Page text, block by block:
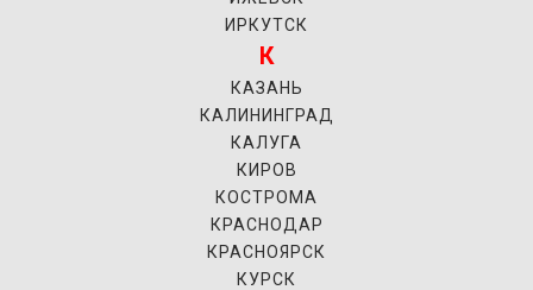
ИРКУТСК
К
КАЗАНЬ
КАЛИНИНГРАД
КАЛУГА
КИРОВ
КОСТРОМА
КРАСНОДАР
КРАСНОЯРСК
КУРСК